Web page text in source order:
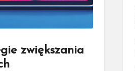
zwiększania